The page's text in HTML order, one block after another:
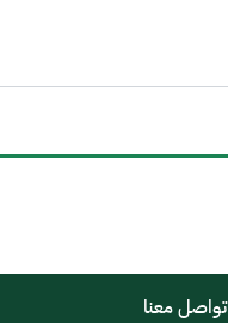
تواصل معنا